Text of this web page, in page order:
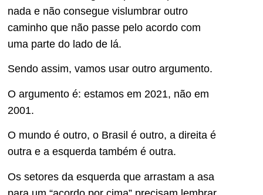
nada e não consegue vislumbrar outro
caminho que não passe pelo acordo com
uma parte do lado de lá.
Sendo assim, vamos usar outro argumento.
O argumento é: estamos em 2021, não em
2001.
O mundo é outro, o Brasil é outro, a direita é
outra e a esquerda também é outra.
Os setores da esquerda que arrastam a asa